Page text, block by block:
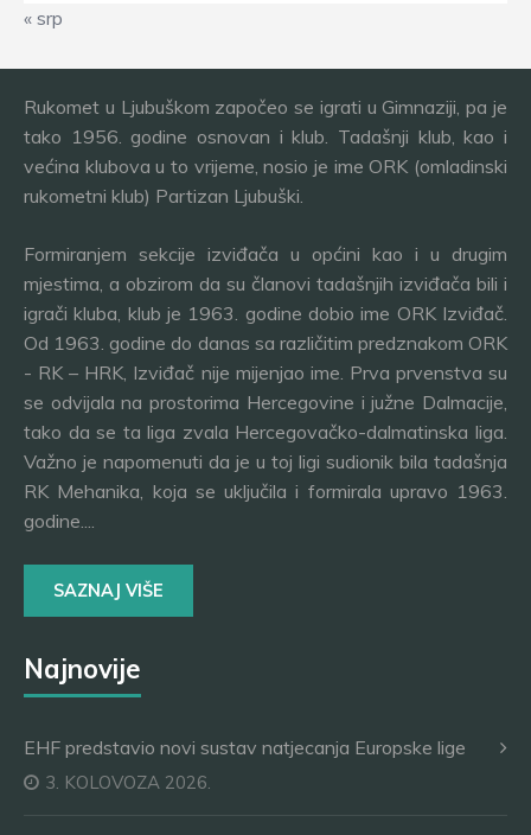
« srp
Rukomet u Ljubuškom započeo se igrati u Gimnaziji, pa je
tako 1956. godine osnovan i klub. Tadašnji klub, kao i
većina klubova u to vrijeme, nosio je ime ORK (omladinski
rukometni klub) Partizan Ljubuški.
Formiranjem sekcije izviđača u općini kao i u drugim
mjestima, a obzirom da su članovi tadašnjih izviđača bili i
igrači kluba, klub je 1963. godine dobio ime ORK Izviđač.
Od 1963. godine do danas sa različitim predznakom ORK
- RK – HRK, Izviđač nije mijenjao ime. Prva prvenstva su
se odvijala na prostorima Hercegovine i južne Dalmacije,
tako da se ta liga zvala Hercegovačko-dalmatinska liga.
Važno je napomenuti da je u toj ligi sudionik bila tadašnja
RK Mehanika, koja se uključila i formirala upravo 1963.
godine....
SAZNAJ VIŠE
Najnovije
EHF predstavio novi sustav natjecanja Europske lige
3. KOLOVOZA 2026.